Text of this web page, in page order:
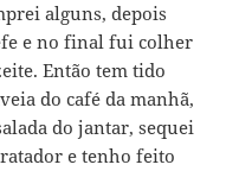
alguns, depois
e no final fui colher
Então tem tido
do café da manhã,
do jantar, sequei
e tenho feito